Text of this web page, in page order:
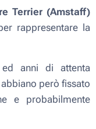
Terrier (Amstaff)
rappresentare la
anni di attenta
però fissato
e probabilmente